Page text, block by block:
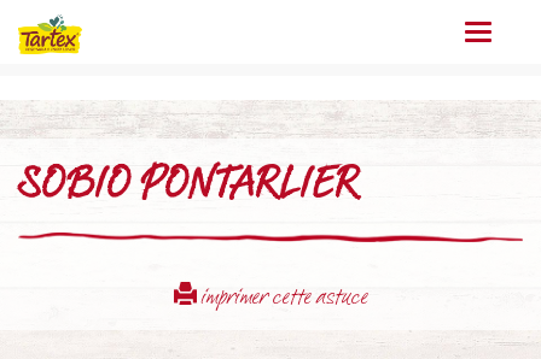
Menu
SOBIO PONTARLIER
imprimer cette astuce